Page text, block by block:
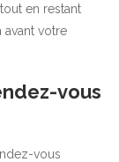
en restant
avant votre
vous
vous